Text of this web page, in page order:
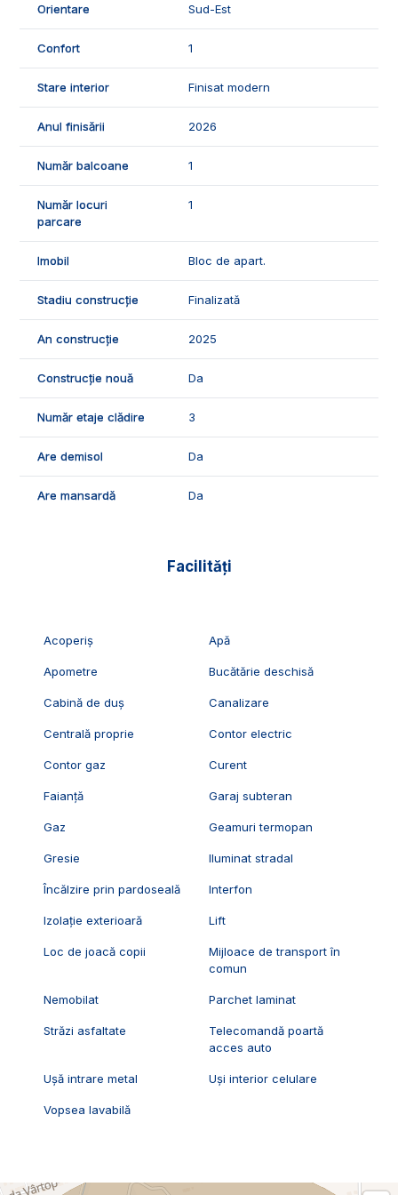
vizionari, suntem disponibili pentru dumneavostra, Echipa
ID Exclusiv - 2937612
Orientare Sud-Est
Confort 1
Stare interior Finisat modern
Anul finisării 2026
Număr balcoane 1
Număr locuri
parcare
1
Imobil Bloc de apart.
Stadiu construcție Finalizată
An construcție 2025
Construcție nouă Da
Număr etaje clădire 3
Are demisol Da
Are mansardă Da
Facilități
Acoperiș Apă
Apometre Bucătărie deschisă
Cabină de duș Canalizare
Centrală proprie Contor electric
Contor gaz Curent
Faianță Garaj subteran
Gaz Geamuri termopan
Gresie Iluminat stradal
Încălzire prin pardoseală Interfon
Izolație exterioară Lift
Loc de joacă copii
Mijloace de transport în
comun
Nemobilat Parchet laminat
Străzi asfaltate
Telecomandă poartă
acces auto
Ușă intrare metal Uși interior celulare
Vopsea lavabilă